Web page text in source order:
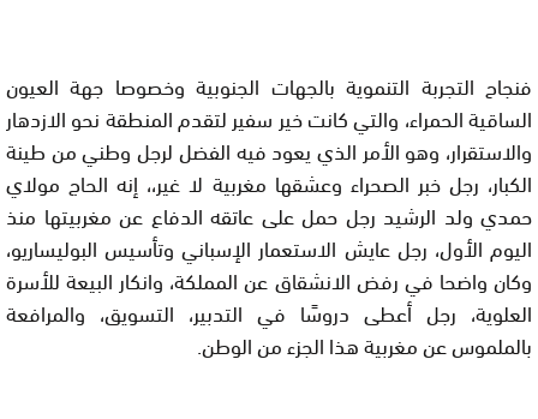
فنجاح التجربة التنموية بالجهات الجنوبية وخصوصا جهة العيون
الساقية الحمراء، والتي كانت خير سفير لتقدم المنطقة نحو الازدهار
والاستقرار، وهو الأمر الذي يعود فيه الفضل لرجل وطني من طينة
الكبار، رجل خبر الصحراء وعشقها مغربية لا غير،، إنه الحاج مولاي
حمدي ولد الرشيد رجل حمل على عاتقه الدفاع عن مغربيتها منذ
اليوم الأول، رجل عايش الاستعمار الإسباني وتأسيس البوليساريو،
وكان واضحا في رفض الانشقاق عن المملكة، وانكار البيعة للأسرة
العلوية، رجل أعطى دروسًا في التدبير، التسويق، والمرافعة
بالملموس عن مغربية هذا الجزء من الوطن.